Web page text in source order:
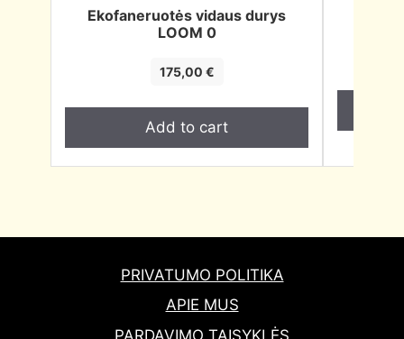
Ekofaneruotės vidaus durys
LOOM 0
175,00 €
Add to cart
PRIVATUMO POLITIKA
APIE MUS
PARDAVIMO TAISYKLĖS